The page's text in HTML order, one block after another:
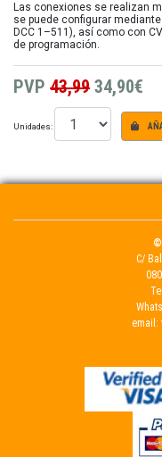
Las conexiones se realizan
se puede configurar
DCC 1–511), así como con
de programación.
PVP 43,99 34,90€
Unidades:
©
C/
email: